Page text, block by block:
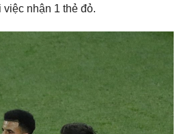
nhận 1 thẻ đỏ.